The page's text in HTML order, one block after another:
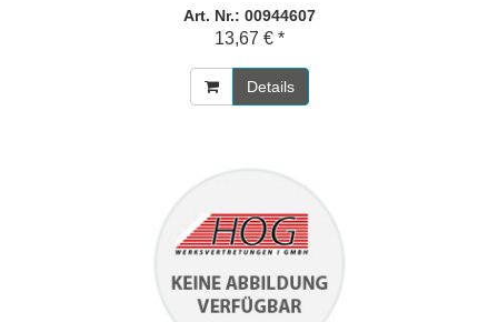
Art. Nr.: 00944607
13,67 € *
Details